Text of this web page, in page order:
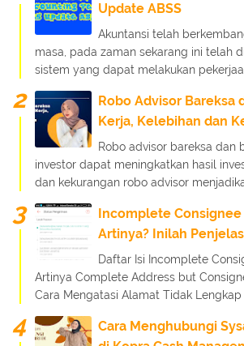
Update ABSS
Akuntansi telah
masa, pada zaman sekarang ini telah
sistem yang dapat melakukan
Robo Advisor Bareksa
Kerja, Kelebihan dan
Robo advisor bareksa dan
investor dapat meningkatkan hasil
dan kekurangan robo advisor
Incomplete
Artinya? Inilah
Daftar Isi Incomplete
Artinya Complete Address but
Cara Mengatasi Alamat Tidak Lengkap
Cara Menghubungi